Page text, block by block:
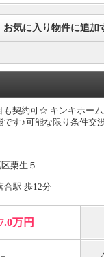
お気に入り物件に追加
契約可☆ キンキホー
す♪可能な限り条件交
栗生５
合駅 歩12分
7.0万円